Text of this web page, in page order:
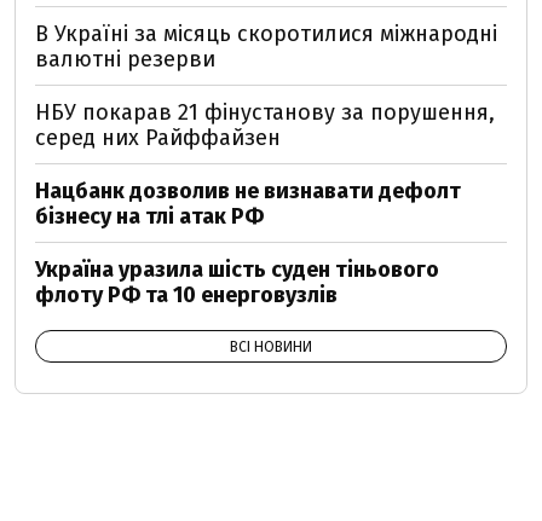
В Україні за місяць скоротилися міжнародні
валютні резерви
НБУ покарав 21 фінустанову за порушення,
серед них Райффайзен
Нацбанк дозволив не визнавати дефолт
бізнесу на тлі атак РФ
Україна уразила шість суден тіньового
флоту РФ та 10 енерговузлів
ВСІ НОВИНИ